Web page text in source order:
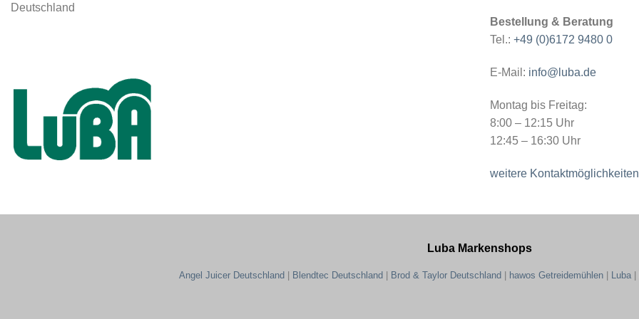
Deutschland
Bestellung & Beratung
Tel.: +49 (0)6172 9480 0
E-Mail: info@luba.de
Montag bis Freitag:
8:00 – 12:15 Uhr
12:45 – 16:30 Uhr
weitere Kontaktmöglichkeiten
Luba Markenshops
Angel Juicer Deutschland | Blendtec Deutschland | Brod & Taylor Deutschland | hawos Getreidemühlen | Luba |